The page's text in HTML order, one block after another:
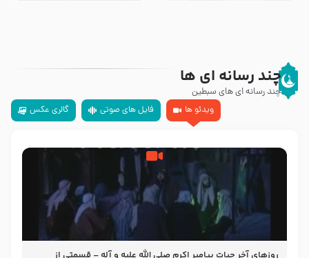
چند رسانه ای ها
چند رسانه ای های سبطین
ویدئو ها
فایل های صوتی گالری عکس
روزهای آخر حیات پیامبر اکرم صلی الله علیه و آله – قسمتی از